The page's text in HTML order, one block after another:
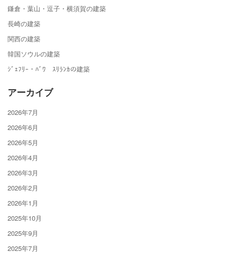
鎌倉・葉山・逗子・横須賀の建築
長崎の建築
関西の建築
韓国ソウルの建築
ｼﾞｪﾌﾘｰ・ﾊﾞﾜ ｽﾘﾗﾝｶの建築
アーカイブ
2026年7月
2026年6月
2026年5月
2026年4月
2026年3月
2026年2月
2026年1月
2025年10月
2025年9月
2025年7月